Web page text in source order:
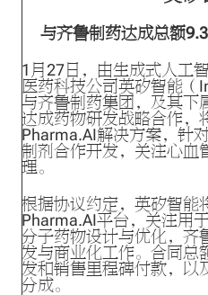
与齐鲁制药达成总额
1月27日，由生成式人工
医药科技公司英矽智能（
与齐鲁制药集团，及其下
达成药物研发战略合作，
Pharma.AI解决方案，针
制剂合作开发，关注心血
理。
根据协议约定，英矽智能
Pharma.AI平台，关注用
分子药物设计与优化，齐
发与商业化工作。合同总
发和销售里程碑付款，以
分成。